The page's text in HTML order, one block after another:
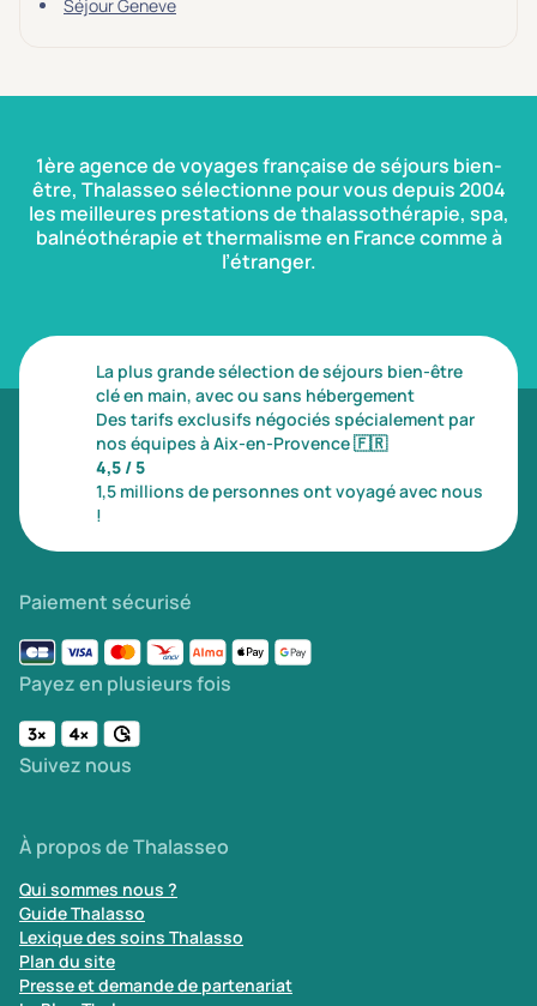
Yoga
Offres spéciales
Offres spéciales Solo
(0)
Transports & hébergement
(0)
Séjour Geneve
1ère agence de voyages française de séjours bien-
être, Thalasseo sélectionne pour vous depuis 2004
les meilleures prestations de thalassothérapie, spa,
balnéothérapie et thermalisme en France comme à
l’étranger.
La plus grande sélection de séjours bien-être
clé en main, avec ou sans hébergement
Des tarifs exclusifs négociés spécialement par
nos équipes à Aix-en-Provence🇫🇷
4,5 / 5
1,5 millions de personnes ont voyagé avec nous
!
Paiement sécurisé
Payez en plusieurs fois
Suivez nous
À propos de Thalasseo
Qui sommes nous ?
Guide Thalasso
Lexique des soins Thalasso
Plan du site
Presse et demande de partenariat